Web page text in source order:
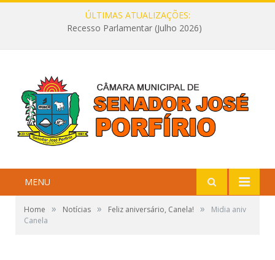
ÚLTIMAS ATUALIZAÇÕES:
Recesso Parlamentar (Julho 2026)
MENU
Home » Notícias » Feliz aniversário, Canela! »
Midia aniv
Canela